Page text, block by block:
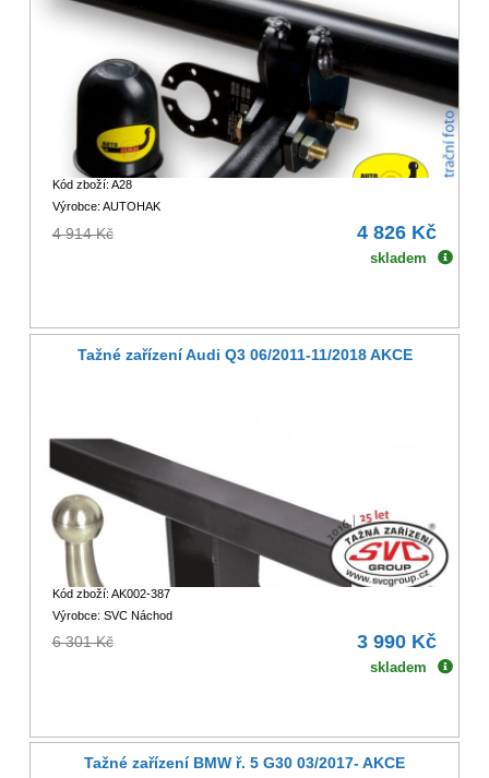
Kód zboží: A28
Výrobce: AUTOHAK
4 914 Kč 4 826 Kč
skladem
Tažné zařízení Audi Q3 06/2011-11/2018 AKCE
Kód zboží: AK002-387
Výrobce: SVC Náchod
6 301 Kč 3 990 Kč
skladem
Tažné zařízení BMW ř. 5 G30 03/2017- AKCE